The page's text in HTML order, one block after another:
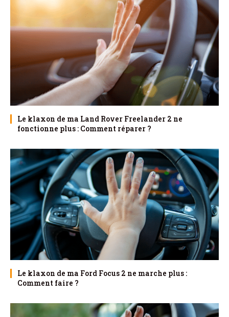
Le klaxon de ma Land Rover Freelander 2 ne
fonctionne plus : Comment réparer ?
Le klaxon de ma Ford Focus 2 ne marche plus :
Comment faire ?